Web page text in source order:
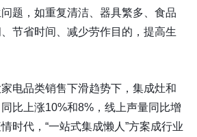
题，如重复清洁、器具繁多、食品
节省时间、减少劳作目的，提高生
电品类销售下滑趋势下，集成灶和
比上涨10%和8%，线上声量同比增
时代，“一站式集成懒人”方案成行业